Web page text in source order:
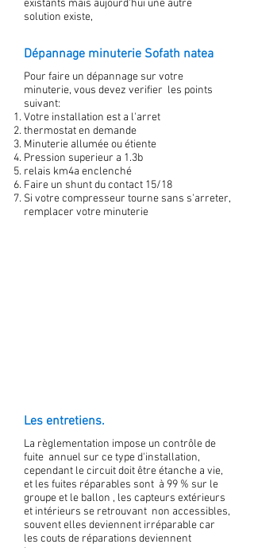
existants mais aujourd'hui une autre
solution existe,
Dépannage minuterie Sofath natea
Pour faire un dépannage sur votre
minuterie, vous devez verifier les points
suivant:
Votre installation est a l'arret
thermostat en demande
Minuterie allumée ou étiente
Pression superieur a 1.3b
relais km4a enclenché
Faire un shunt du contact 15/18
Si votre compresseur tourne sans s'arreter,
remplacer votre minuterie
Les entretiens.
La règlementation impose un contrôle de
fuite annuel sur ce type d'installation,
cependant le circuit doit être étanche a vie,
et les fuites réparables sont à 99 % sur le
groupe et le ballon , les capteurs extérieurs
et intérieurs se retrouvant non accessibles,
souvent elles deviennent irréparable car
les couts de réparations deviennent